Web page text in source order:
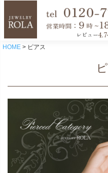
レビュー
HOME ピアス